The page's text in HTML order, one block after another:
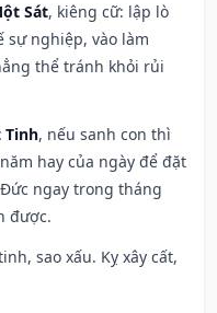
Sát, kiêng cữ: lập lò
sự nghiệp, vào làm
thể tránh khỏi rủi
Tinh, nếu sanh con thì
hay của ngày để đặt
ngay trong tháng
được.
sao xấu. Kỵ xây cất,